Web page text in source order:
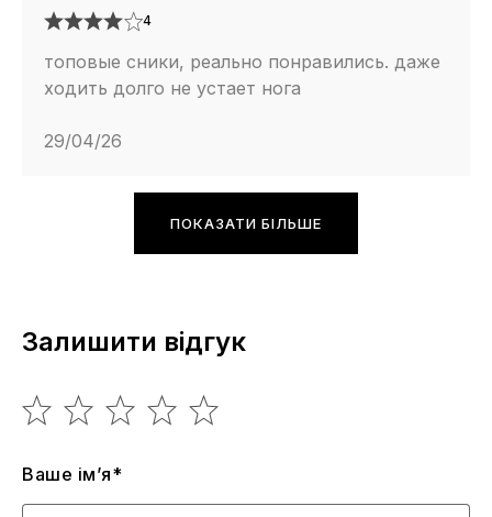
4
топовые сники, реально понравились. даже
ходить долго не устает нога
29/04/26
ПОКАЗАТИ БІЛЬШЕ
Залишити відгук
Ваше ім’я*